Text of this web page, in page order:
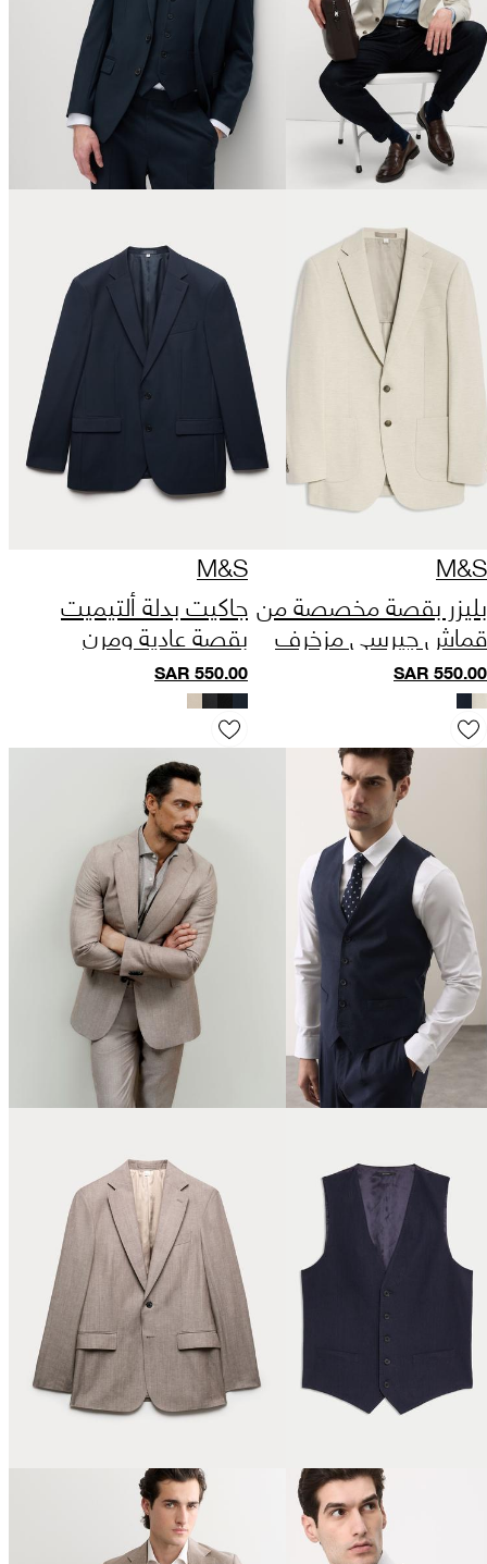
M&S
بليزر بقصة مخصصة من
قماش جيرسي مزخرف
SAR550.00
M&S
جاكيت بدلة ألتيميت
بقصة عادية ومرن
SAR550.00